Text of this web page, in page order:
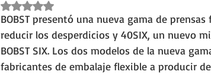
Obtuvo NaN de 5 estrellas.
BOBST presentó una nueva gama de
reducir los desperdicios y 40SIX, un nuevo
BOBST SIX. Los dos modelos de la nueva
fabricantes de embalaje flexible a producir